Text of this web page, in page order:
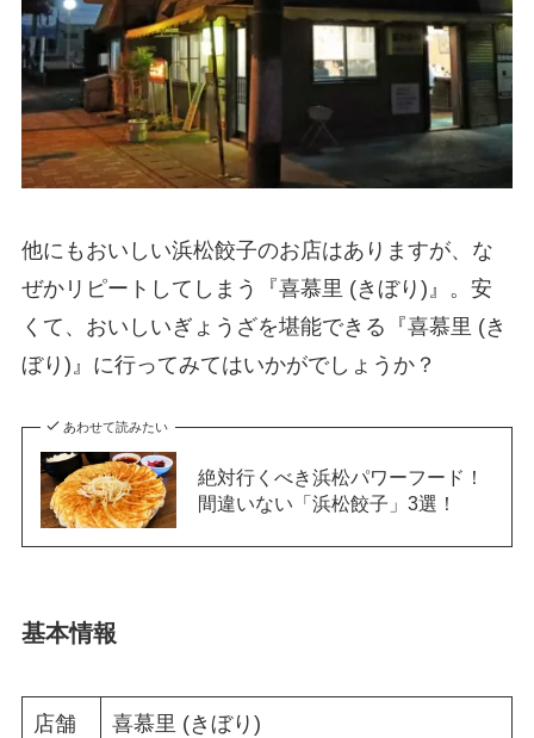
他にもおいしい浜松餃子のお店はありますが、な
ぜかリピートしてしまう『喜慕里 (きぼり)』。安
くて、おいしいぎょうざを堪能できる『喜慕里 (き
ぼり)』に行ってみてはいかがでしょうか？
あわせて読みたい
絶対行くべき浜松パワーフード！
間違いない「浜松餃子」3選！
基本情報
店舗
喜慕里 (きぼり)